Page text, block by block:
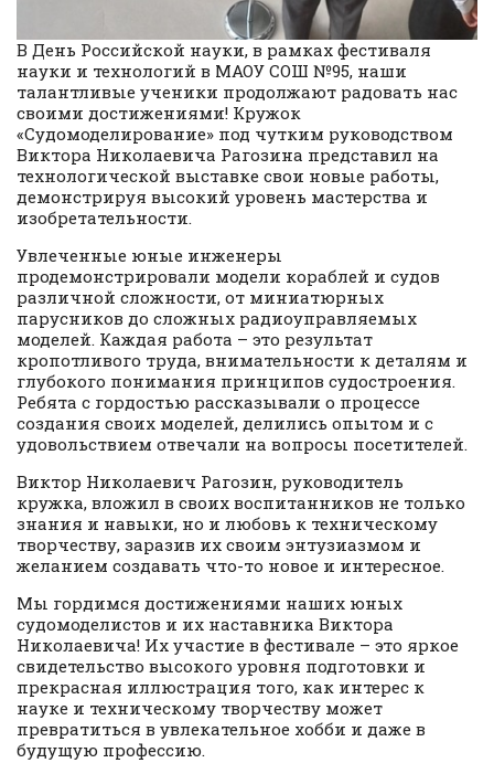
В День Российской науки, в рамках фестиваля
науки и технологий в МАОУ СОШ №95, наши
талантливые ученики продолжают радовать нас
своими достижениями! Кружок
«Судомоделирование» под чутким руководством
Виктора Николаевича Рагозина представил на
технологической выставке свои новые работы,
демонстрируя высокий уровень мастерства и
изобретательности.
Увлеченные юные инженеры
продемонстрировали модели кораблей и судов
различной сложности, от миниатюрных
парусников до сложных радиоуправляемых
моделей. Каждая работа – это результат
кропотливого труда, внимательности к деталям и
глубокого понимания принципов судостроения.
Ребята с гордостью рассказывали о процессе
создания своих моделей, делились опытом и с
удовольствием отвечали на вопросы посетителей.
Виктор Николаевич Рагозин, руководитель
кружка, вложил в своих воспитанников не только
знания и навыки, но и любовь к техническому
творчеству, заразив их своим энтузиазмом и
желанием создавать что-то новое и интересное.
Мы гордимся достижениями наших юных
судомоделистов и их наставника Виктора
Николаевича! Их участие в фестивале – это яркое
свидетельство высокого уровня подготовки и
прекрасная иллюстрация того, как интерес к
науке и техническому творчеству может
превратиться в увлекательное хобби и даже в
будущую профессию.